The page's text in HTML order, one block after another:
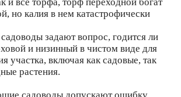
но калия в нем катастрофически
задают вопрос, годится ли
и низинный в чистом виде для
участка, включая как садовые, так
растения.